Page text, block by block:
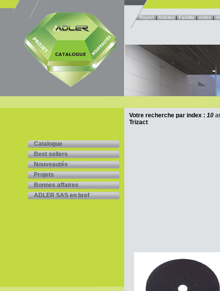
Rayon|Articles|Famille|index|
Catalogue
Best sellers
Nouveautés
Projets
Bonnes affaires
ADLER SAS en bref
Votre recherche par index : 10
Trizact